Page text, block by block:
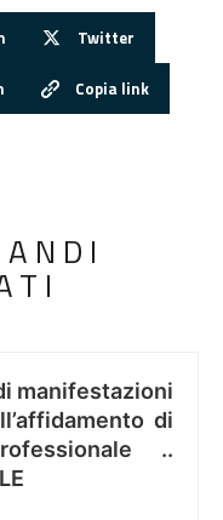
Twitter
Copia link
manifestazioni
di
..